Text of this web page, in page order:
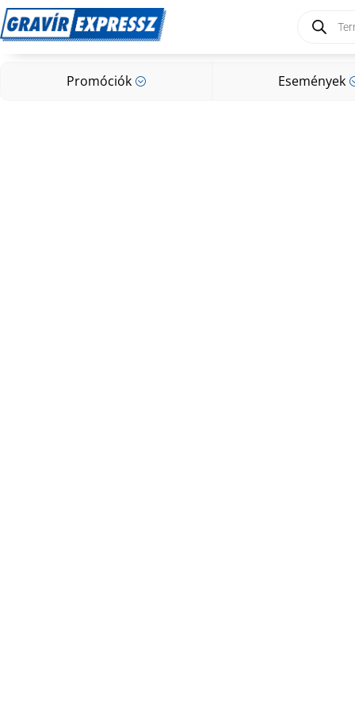
search
Promóciók ; Események
Promóciók; Események